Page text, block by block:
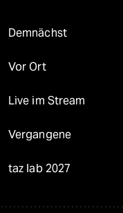
Demnächst
Vor Ort
Live im Stream
Vergangene
taz lab 2027